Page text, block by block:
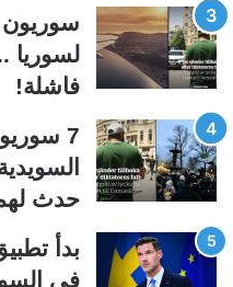
سوريون
لسوريا
فاشلة!
7
حدث
بدأ
في